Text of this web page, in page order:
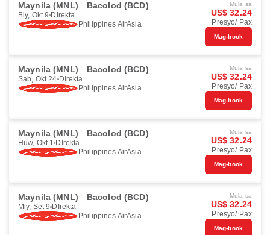
Maynila (MNL) Bacolod (BCD)
Biy, Okt 9 DIrekta
Philippines AirAsia
Mula sa
US$ 32.24
Presyo/ Pax
Mag-book
Maynila (MNL) Bacolod (BCD)
Sab, Okt 24 DIrekta
Philippines AirAsia
Mula sa
US$ 32.24
Presyo/ Pax
Mag-book
Maynila (MNL) Bacolod (BCD)
Huw, Okt 1 DIrekta
Philippines AirAsia
Mula sa
US$ 32.24
Presyo/ Pax
Mag-book
Maynila (MNL) Bacolod (BCD)
Miy, Set 9 DIrekta
Philippines AirAsia
Mula sa
US$ 32.24
Presyo/ Pax
Mag-book